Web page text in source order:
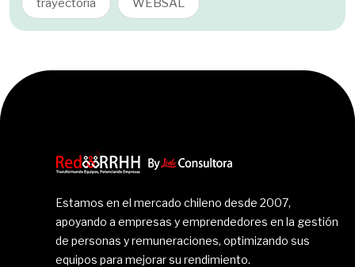
trayectoria WEBSAL
Estamos en el mercado chileno desde 2007,
apoyando a empresas y emprendedores en la gestión
de personas y remuneraciones, optimizando sus
equipos para mejorar su rendimiento.